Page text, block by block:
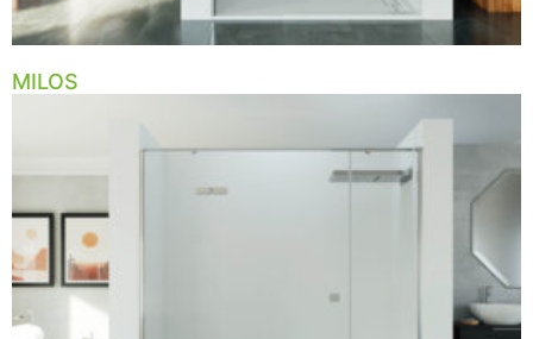
MILOS